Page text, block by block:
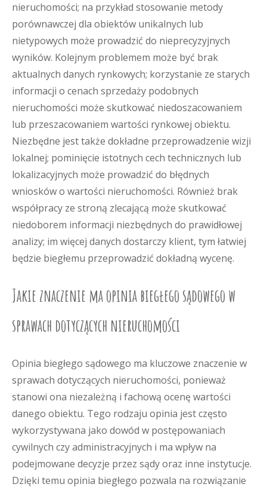
nieruchomości; na przykład stosowanie metody
porównawczej dla obiektów unikalnych lub
nietypowych może prowadzić do nieprecyzyjnych
wyników. Kolejnym problemem może być brak
aktualnych danych rynkowych; korzystanie ze starych
informacji o cenach sprzedaży podobnych
nieruchomości może skutkować niedoszacowaniem
lub przeszacowaniem wartości rynkowej obiektu.
Niezbędne jest także dokładne przeprowadzenie wizji
lokalnej; pominięcie istotnych cech technicznych lub
lokalizacyjnych może prowadzić do błędnych
wniosków o wartości nieruchomości. Również brak
współpracy ze stroną zlecającą może skutkować
niedoborem informacji niezbędnych do prawidłowej
analizy; im więcej danych dostarczy klient, tym łatwiej
będzie biegłemu przeprowadzić dokładną wycenę.
Jakie znaczenie ma opinia biegłego sądowego w
sprawach dotyczących nieruchomości
Opinia biegłego sądowego ma kluczowe znaczenie w
sprawach dotyczących nieruchomości, ponieważ
stanowi ona niezależną i fachową ocenę wartości
danego obiektu. Tego rodzaju opinia jest często
wykorzystywana jako dowód w postępowaniach
cywilnych czy administracyjnych i ma wpływ na
podejmowane decyzje przez sądy oraz inne instytucje.
Dzięki temu opinia biegłego pozwala na rozwiązanie